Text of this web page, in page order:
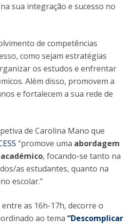
sua integração e sucesso no
de competências
como sejam estratégias
os estudos e enfrentar
Além disso, promovem a
e fortalecem a sua rede de
de Carolina Mano que
“promove uma abordagem
, focando-se tanto na
as estudantes, quanto na
escolar.”
as 16h-17h, decorre o
ao tema “Descomplicar